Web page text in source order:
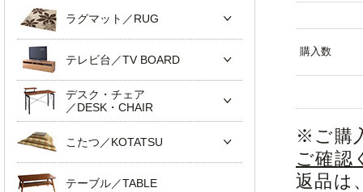
購入数
※ご購
ご確認
返品は
ラグマット／RUG
テレビ台／TV BOARD
デスク・チェア
／DESK・CHAIR
こたつ／KOTATSU
テーブル／TABLE